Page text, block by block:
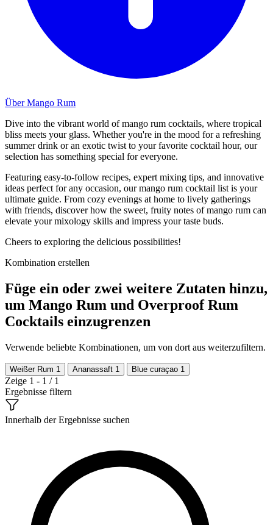
Über Mango Rum
Dive into the vibrant world of mango rum cocktails, where tropical
bliss meets your glass. Whether you're in the mood for a refreshing
summer drink or an exotic twist to your favorite cocktail hour, our
selection has something special for everyone.
Featuring easy-to-follow recipes, expert mixing tips, and innovative
ideas perfect for any occasion, our mango rum cocktail list is your
ultimate guide. From cozy evenings at home to lively gatherings
with friends, discover how the sweet, fruity notes of mango rum can
elevate your mixology skills and impress your taste buds.
Cheers to exploring the delicious possibilities!
Kombination erstellen
Füge ein oder zwei weitere Zutaten hinzu,
um Mango Rum und Overproof Rum
Cocktails einzugrenzen
Verwende beliebte Kombinationen, um von dort aus weiterzufiltern.
Weißer Rum 1 Ananassaft 1 Blue curaçao 1
Zeige 1 - 1 / 1
Ergebnisse filtern
Innerhalb der Ergebnisse suchen